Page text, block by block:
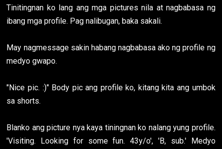
Tinitingnan ko lang ang mga pictures nila at nagbabasa ng
ibang mga profile. Pag nalibugan, baka sakali.
May nagmessage sakin habang nagbabasa ako ng profile ng
medyo gwapo.
"Nice pic. :)" Body pic ang profile ko, kitang kita ang umbok
sa shorts.
Blanko ang picture nya kaya tiningnan ko nalang yung profile.
'Visiting. Looking for some fun. 43y/o', 'B, sub.' Medyo